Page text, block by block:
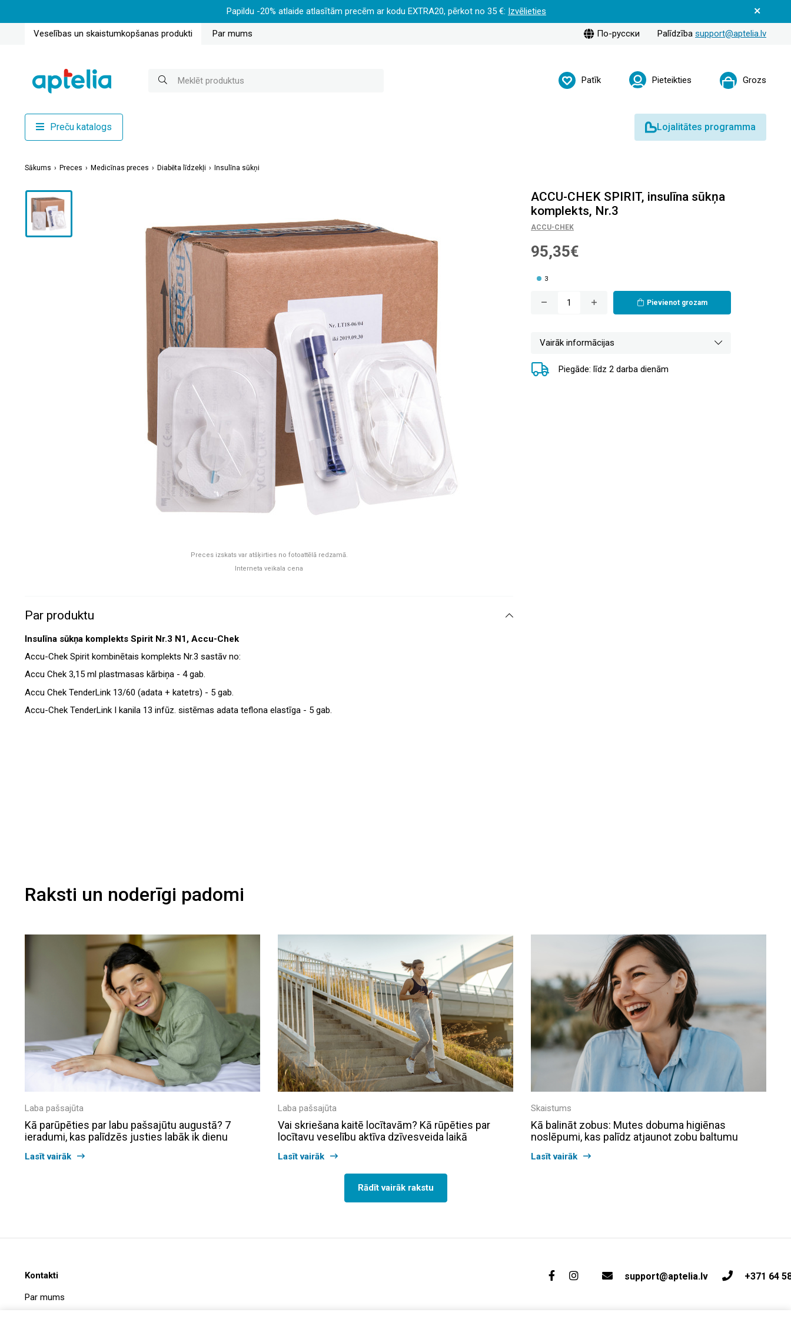
Papildu -20% atlaide atlasītām precēm ar kodu EXTRA20, pērkot no 35 €: Izvēlieties
Veselības un skaistumkopšanas produkti Par mums По-русски Palīdzība support@aptelia.lv
Patīk Pieteikties Grozs
Preču katalogs Lojalitātes programma
Sākums Preces Medicīnas preces Diabēta līdzekļi Insulīna sūkņi
Preces izskats var atšķirties no fotoattēlā redzamā.
Interneta veikala cena
Par produktu
Insulīna sūkņa komplekts Spirit Nr.3 N1, Accu-Chek
Accu-Chek Spirit kombinētais komplekts Nr.3 sastāv no:
Accu Chek 3,15 ml plastmasas kārbiņa - 4 gab.
Accu Chek TenderLink 13/60 (adata + katetrs) - 5 gab.
Accu-Chek TenderLink I kanila 13 infūz. sistēmas adata teflona elastīga - 5 gab.
ACCU-CHEK SPIRIT, insulīna sūkņa
komplekts, Nr.3
ACCU-CHEK
95,35€
3
Pievienot grozam
Vairāk informācijas
Piegāde: līdz 2 darba dienām
Raksti un noderīgi padomi
Laba pašsajūta
Kā parūpēties par labu pašsajūtu augustā? 7
ieradumi, kas palīdzēs justies labāk ik dienu
Lasīt vairāk
Laba pašsajūta
Vai skriešana kaitē locītavām? Kā rūpēties par
locītavu veselību aktīva dzīvesveida laikā
Lasīt vairāk
Skaistums
Kā balināt zobus: Mutes dobuma higiēnas
noslēpumi, kas palīdz atjaunot zobu baltumu
Lasīt vairāk
Rādīt vairāk rakstu
Kontakti
Par mums
support@aptelia.lv +371 64